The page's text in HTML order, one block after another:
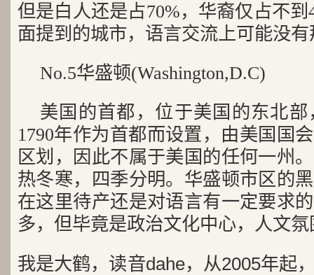
但是白人还是占70%，华裔仅占不
面提到的城市，语言交流上可能没
No.5华盛顿(Washington,D.C)
美国的首都，位于美国的东北
1790年作为首都而设置，由美国国
区划，因此不属于美国的任何一州
热冬寒，四季分明。华盛顿市区的
在这里待产还是对语言有一定要求
多，但毕竟是政治文化中心，人文
我是大鹤，读音dahe，从2005年起